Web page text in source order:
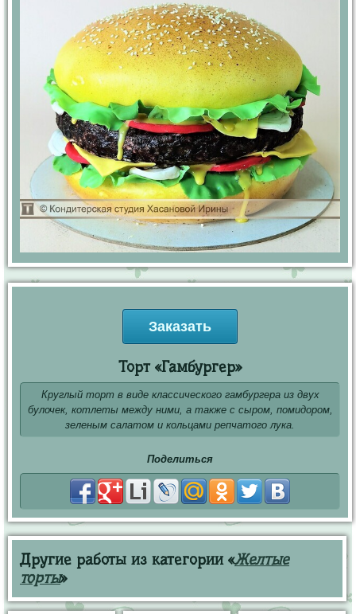
Заказать
Торт «Гамбургер»
Круглый торт в виде классического гамбургера из двух
булочек, котлеты между ними, а также с сыром, помидором,
зеленым салатом и кольцами репчатого лука.
Поделиться
Другие работы из категории «Желтые
торты»